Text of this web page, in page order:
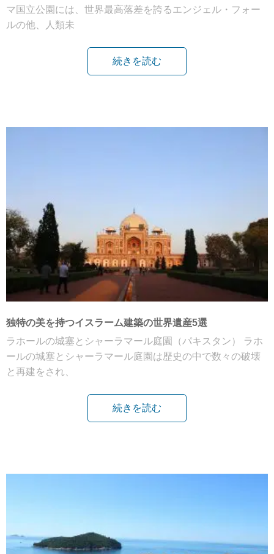
マ国立公園には、世界最高落差を誇るエンジェル・フォー
ルの他、人類未
続きを読む
独特の美を持つイスラーム建築の世界遺産5選
ラホールの城塞とシャーラマール庭園（パキスタン） ラホ
ールの城塞とシャーラマール庭園は歴史の中で数々の破壊
と再建をされ、
続きを読む